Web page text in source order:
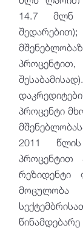
14.7 მლნ
პროცენტი
2011
რეზიდენტი
მოცულობა